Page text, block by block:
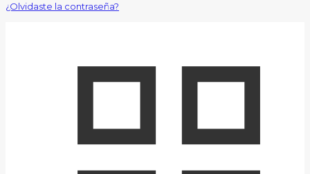
¿Olvidaste la contraseña?